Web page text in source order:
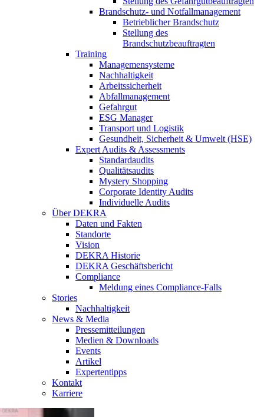
Brandschutz- und Notfallmanagement
Betrieblicher Brandschutz
Stellung des
Brandschutzbeauftragten
Training
Managemensysteme
Nachhaltigkeit
Arbeitssicherheit
Abfallmanagement
Gefahrgut
ESG Manager
Transport und Logistik
Gesundheit, Sicherheit & Umwelt (HSE)
Expert Audits & Assessments
Standardaudits
Qualitätsaudits
Mystery Shopping
Corporate Identity Audits
Individuelle Audits
Über DEKRA
Daten und Fakten
Standorte
Vision
DEKRA Historie
DEKRA Geschäftsbericht
Compliance
Meldung eines Compliance-Falls
Stories
Nachhaltigkeit
News & Media
Pressemitteilungen
Medien & Downloads
Events
Artikel
Expertentipps
Kontakt
Karriere